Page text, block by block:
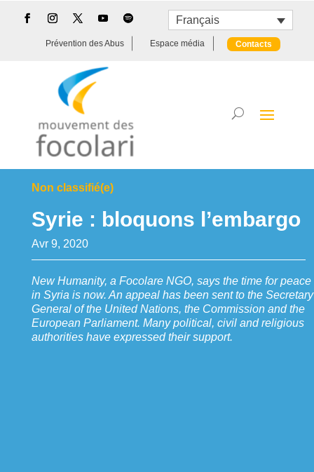
Français
Prévention des Abus Espace média Contacts
Non classifié(e)
Syrie : bloquons l’embargo
Avr 9, 2020
New Humanity, a Focolare NGO, says the time for peace
in Syria is now. An appeal has been sent to the Secretary
General of the United Nations, the Commission and the
European Parliament. Many political, civil and religious
authorities have expressed their support.